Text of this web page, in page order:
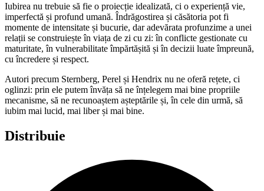
Iubirea nu trebuie să fie o proiecție idealizată, ci o experiență vie,
imperfectă și profund umană. Îndrăgostirea și căsătoria pot fi
momente de intensitate și bucurie, dar adevărata profunzime a unei
relații se construiește în viața de zi cu zi: în conflicte gestionate cu
maturitate, în vulnerabilitate împărtășită și în decizii luate împreună,
cu încredere și respect.
Autori precum Sternberg, Perel și Hendrix nu ne oferă rețete, ci
oglinzi: prin ele putem învăța să ne înțelegem mai bine propriile
mecanisme, să ne recunoaștem așteptările și, în cele din urmă, să
iubim mai lucid, mai liber și mai bine.
Distribuie